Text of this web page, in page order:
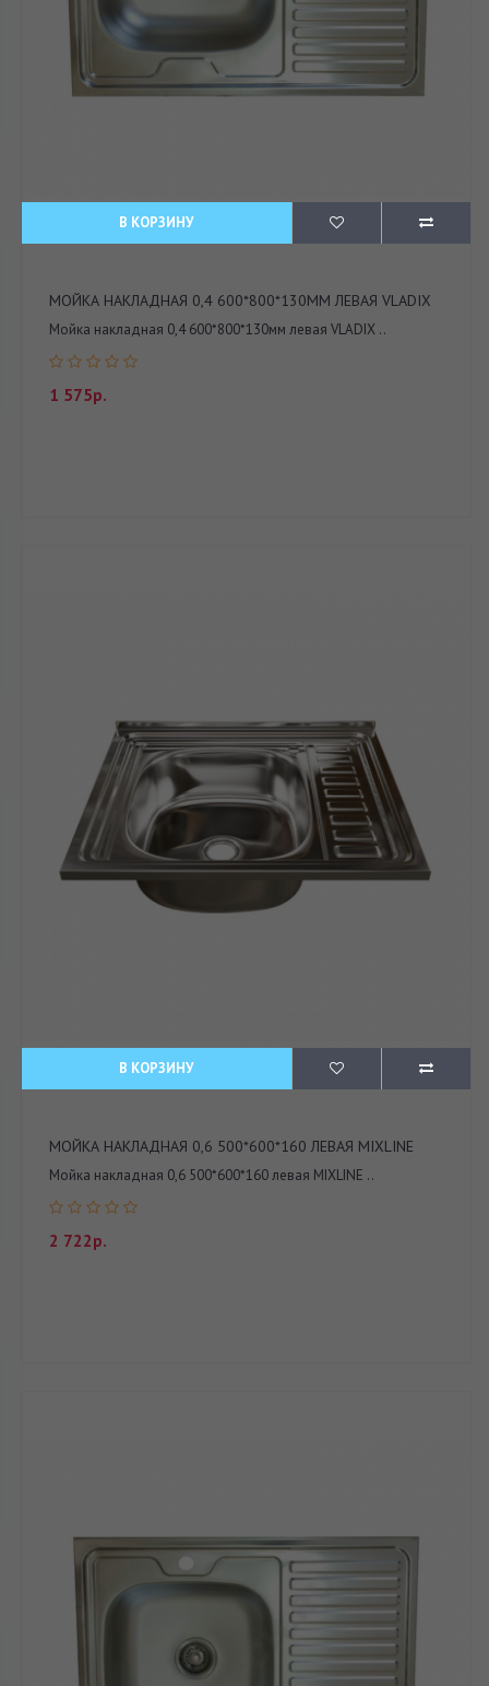
В КОРЗИНУ
МОЙКА НАКЛАДНАЯ 0,4 600*800*130ММ ЛЕВАЯ VLADIX
Мойка накладная 0,4 600*800*130мм левая VLADIX ..
1 575р.
В КОРЗИНУ
МОЙКА НАКЛАДНАЯ 0,6 500*600*160 ЛЕВАЯ MIXLINE
Мойка накладная 0,6 500*600*160 левая MIXLINE ..
2 722р.